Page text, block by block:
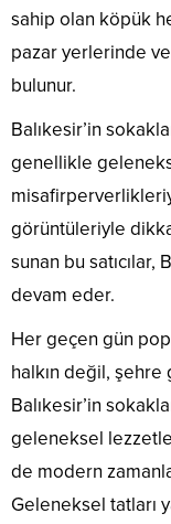
sahip olan köpük
pazar yerlerinde ve
bulunur.
Balıkesir’in
genellikle
görüntüleriyle
sunan bu satıcılar,
devam eder.
Her geçen gün
halkın değil,
Balıkesir’in
geleneksel
de modern
Geleneksel tatları